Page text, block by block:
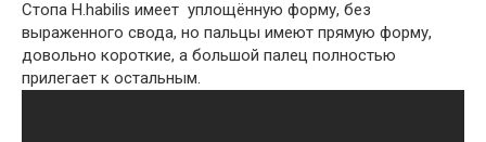
Стопа H.habilis имеет уплощённую форму, без
выраженного свода, но пальцы имеют прямую форму,
довольно короткие, а большой палец полностью
прилегает к остальным.